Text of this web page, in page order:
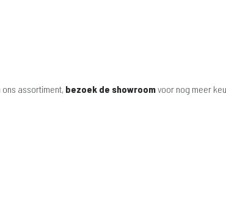
assortiment, bezoek de showroomvoor nog meer